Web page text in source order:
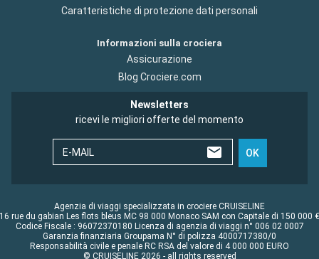
Caratteristiche di protezione dati personali
Informazioni sulla crociera
Assicurazione
Blog Crociere.com
Newsletters
ricevi le migliori offerte del momento
E-MAIL OK
Agenzia di viaggi specializzata in crociere CRUISELINE
16 rue du gabian Les flots bleus MC 98 000 Monaco SAM con Capitale di 150 000 €
Codice Fiscale : 96072370180 Licenza di agenzia di viaggi n° 006 02 0007
Garanzia finanziaria Groupama N° di polizza 4000717380/0
Responsabilità civile e penale RC RSA del valore di 4 000 000 EURO
© CRUISELINE 2026 - all rights reserved